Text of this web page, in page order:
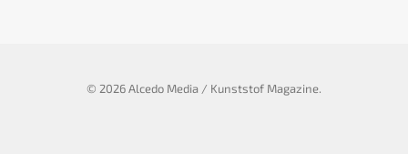
© 2026 Alcedo Media / Kunststof Magazine.